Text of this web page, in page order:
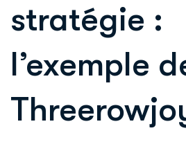
stratégie :
l’exemple